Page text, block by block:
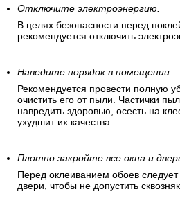
Отключите электроэнергию.
В целях безопасности перед
рекомендуется отключить
Наведите порядок в помещении.
Рекомендуется провести полную
очистить его от пыли. Частички
навредить здоровью, осесть на
ухудшит их качества.
Плотно закройте все окна и
Перед оклеиванием обоев следует
двери, чтобы не допустить